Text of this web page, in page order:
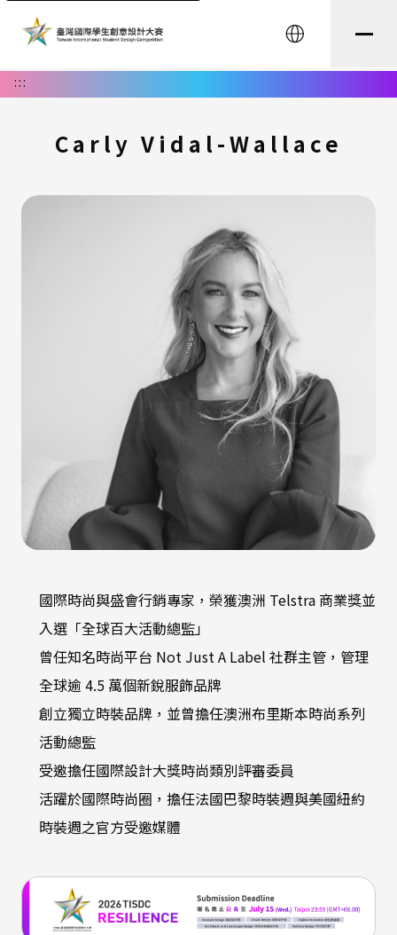
English
:::
Carly Vidal-Wallace
國際時尚與盛會行銷專家，榮獲澳洲 Telstra 商業獎並
入選「全球百大活動總監」
曾任知名時尚平台 Not Just A Label 社群主管，管理
全球逾 4.5 萬個新銳服飾品牌
創立獨立時裝品牌，並曾擔任澳洲布里斯本時尚系列
活動總監
受邀擔任國際設計大獎時尚類別評審委員
活躍於國際時尚圈，擔任法國巴黎時裝週與美國紐約
時裝週之官方受邀媒體